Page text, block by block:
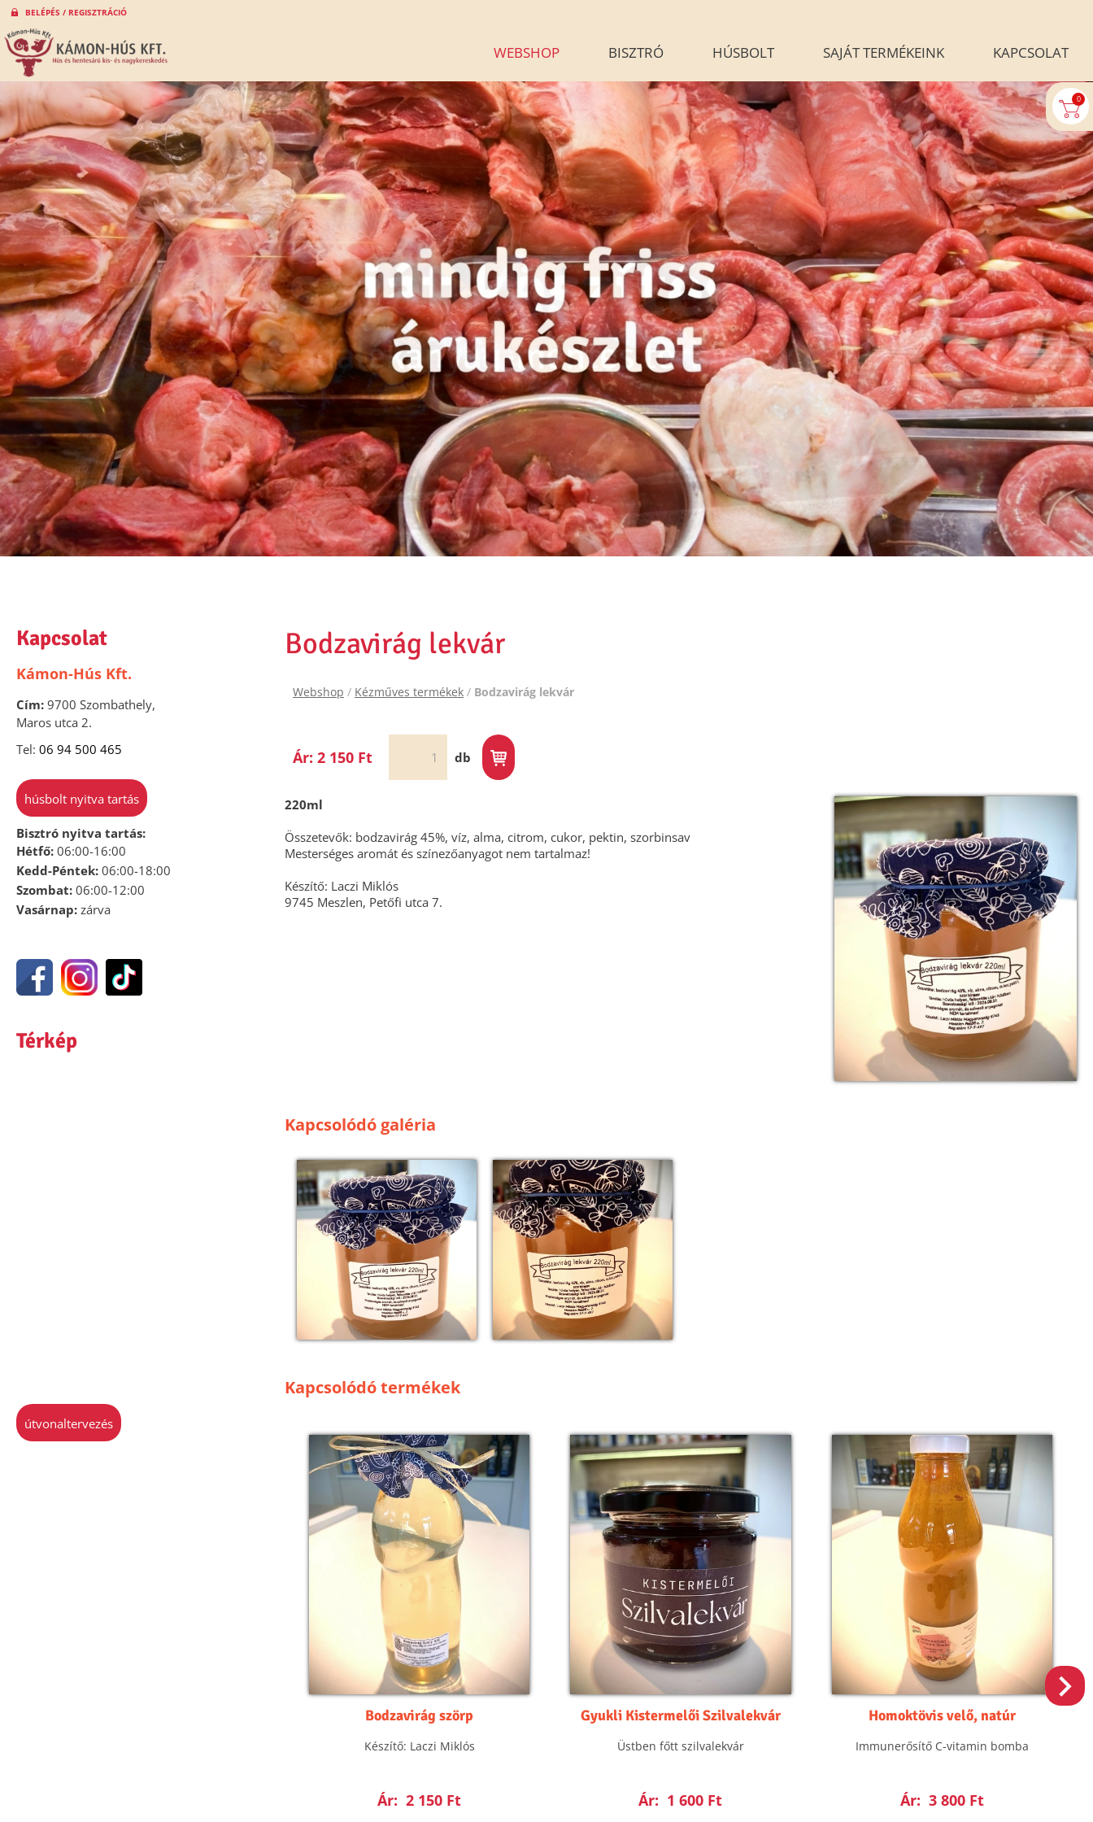
BELÉPÉS / REGISZTRÁCIÓ
0
WEBSHOP BISZTRÓ
KÉSZÉTELEINK
BLOG
GALÉRIA
HÚSBOLT
HÚSÁRU-AUTOMATA
BLOG
GALÉRIA
SAJÁT TERMÉKEINK KAPCSOLAT
Kapcsolat
Kámon-Hús Kft.
Cím: 9700 Szombathely,
Maros utca 2.
Tel: 06 94 500 465
húsbolt nyitva tartás
Bisztró nyitva tartás:
Hétfő: 06:00-16:00
Kedd-Péntek: 06:00-18:00
Szombat: 06:00-12:00
Vasárnap: zárva
Térkép
útvonaltervezés
Bodzavirág lekvár
Webshop / Kézműves termékek / Bodzavirág lekvár
Ár: 2 150 Ft db
220ml
Összetevők: bodzavirág 45%, víz, alma, citrom, cukor, pektin, szorbinsav
Mesterséges aromát és színezőanyagot nem tartalmaz!
Készítő: Laczi Miklós
9745 Meszlen, Petőfi utca 7.
Kapcsolódó galéria
Kapcsolódó termékek
Bodzavirág szörp
Készítő: Laczi Miklós
Ár: 2 150 Ft
Gyukli Kistermelői Szilvalekvár
Üstben főtt szilvalekvár
Ár: 1 600 Ft
Homoktövis velő, natúr
Immunerősítő C-vitamin bomba
Ár: 3 800 Ft